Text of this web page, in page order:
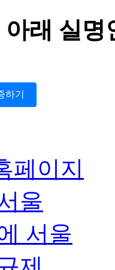
아래 실명
하기
페이지
울
서울